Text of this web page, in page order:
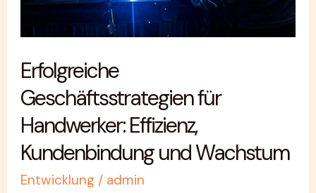
Erfolgreiche
Geschäftsstrategien für
Handwerker: Effizienz,
Kundenbindung und Wachstum
Entwicklung / admin
und
Wachstum